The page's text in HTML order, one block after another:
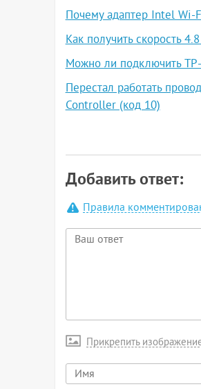
Почему адаптер Intel Wi-
Как получить скорость
Можно ли подключить
Перестал работать
Controller (код 10)
Добавить ответ:
Правила
Прикрепить